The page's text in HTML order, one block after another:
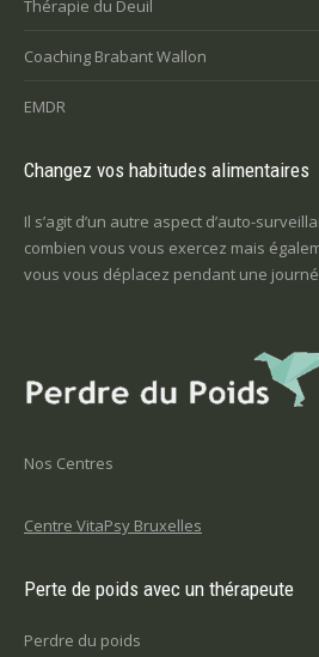
Thérapie du Deuil
Coaching Brabant Wallon
EMDR
Changez vos habitudes alimentaires
Il s’agit d’un autre aspect d’auto-
combien vous vous exercez mais
vous vous déplacez pendant une
Nos Centres
Centre VitaPsy Bruxelles
Perte de poids avec un thérapeute
Perdre du poids